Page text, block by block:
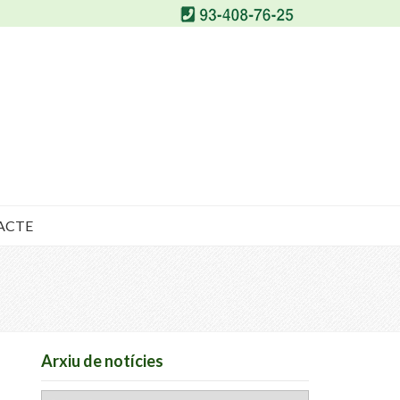
Arxiu de notícies